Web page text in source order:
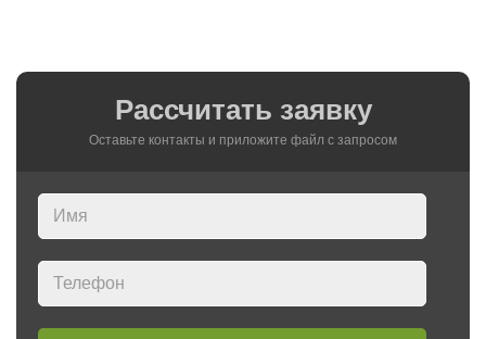
Рассчитать заявку
Оставьте контакты и приложите файл c запросом